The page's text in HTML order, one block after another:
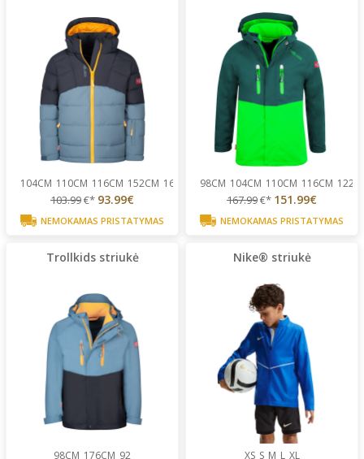
104CM 110CM 116CM 152CM 164CM ...
103.99€* 93.99€
NEMOKAMAS PRISTATYMAS
98CM 104CM 110CM 116CM
167.99€* 151.99€
NEMOKAMAS PRISTATYMAS
Trollkids striukė
98CM 176CM 92
Nike® striukė
XS S M L XL